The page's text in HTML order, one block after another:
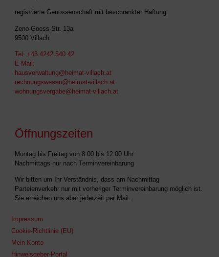
registrierte Genossenschaft mit beschränkter Haftung
Zeno-Goess-Str. 13a
9500 Villach
Tel: +43 4242 540 42
E-Mail:
hausverwaltung@heimat-villach.at
rechnungswesen@heimat-villach.at
wohnungsvergabe@heimat-villach.at
Öffnungszeiten
Montag bis Freitag von 8.00 bis 12.00 Uhr
Nachmittags nur nach Terminvereinbarung
Wir bitten um Ihr Verständnis, dass am Nachmittag
Parteienverkehr nur mit vorheriger Terminvereinbarung möglich ist.
Sie erreichen uns aber jederzeit per Mail.
Impressum
Cookie-Richtlinie (EU)
Mein Konto
Hinweisgeber-Portal